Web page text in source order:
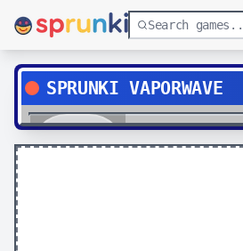
SPRUNKI VAPORWAVE
Play